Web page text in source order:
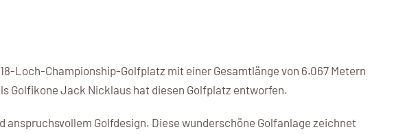
Loch-Championship-Golfplatz mit einer Gesamtlänge von 6.067 Metern
Golfikone Jack Nicklaus hat diesen Golfplatz entworfen.
Golfdesign. Diese wunderschöne Golfanlage zeichnet